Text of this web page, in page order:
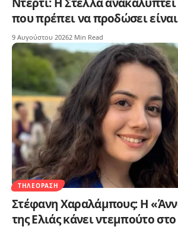
Ντέρτι: Η Στέλλα ανακαλύπτει
που πρέπει να προδώσει
9 Αυγούστου 20262 Min Read
ΤΗΛΕΌΡΑΣΗ
Στέφανη Χαραλάμπους: Η
της Ελιάς κάνει ντεμπούτο